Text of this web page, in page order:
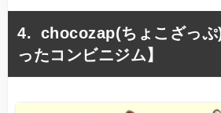
chocozap(ちょこざっ
ったコンビニジム】